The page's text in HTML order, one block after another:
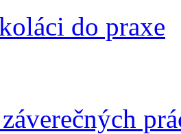
do praxe